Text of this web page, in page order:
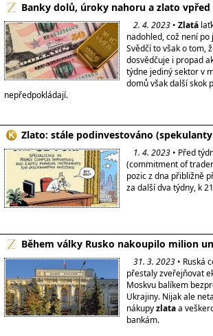
Banky dolů, úroky nahoru a zlato vpřed
2. 4. 2023 • Zlatá
nadohled, což není
Svědčí to však o tom,
dosvědčuje i propad
týdne jediný sektor v
domů však další skok
nepředpokládají.
Zlato: stále podinvestováno (spekulanty
1. 4. 2023 • Před
(commitment of
pozic z dna přibližně
za další dva týdny, k
Během války Rusko nakoupilo milion
31. 3. 2023 • Ruská
přestaly zveřejňovat
Moskvu balíkem
Ukrajiny. Nijak ale
nákupyzlataa
bankám.